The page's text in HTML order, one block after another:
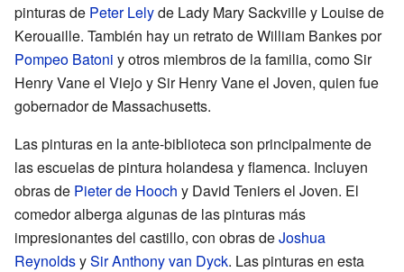
pinturas de Peter Lelyde Lady Mary Sackville y Louise de
Kerouaille. También hay un retrato de William Bankes por
Pompeo Batoni y otros miembros de la familia, como Sir
Henry Vane el Viejo y Sir Henry Vane el Joven, quien fue
gobernador de Massachusetts.
Las pinturas en la ante-biblioteca son principalmente de
las escuelas de pintura holandesa y flamenca. Incluyen
obras de Pieter de Hooch y David Teniers el Joven. El
comedor alberga algunas de las pinturas más
impresionantes del castillo, con obras deJoshua
ReynoldsySir Anthony van Dyck. Las pinturas en esta